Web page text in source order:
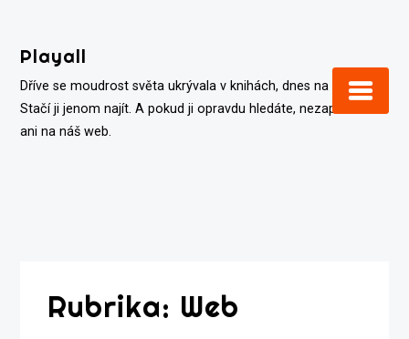
contentPlayall
Dříve se moudrost světa ukrývala v knihách, dnes na internetu.
Stačí ji jenom najít. A pokud ji opravdu hledáte, nezapomeňte
ani na náš web.
Rubrika: Web